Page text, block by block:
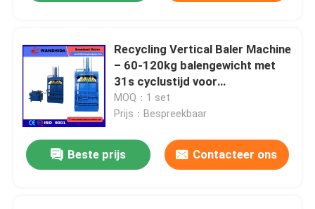
Producten
Over ons
fabriekstour
Recycling Vertical Baler Machine
– 60-120kg balengewicht met
31s cyclustijd voor
afvalverwerking
MOQ：1 set
Prijs：Bespreekbaar
Beste prijs Contacteer ons